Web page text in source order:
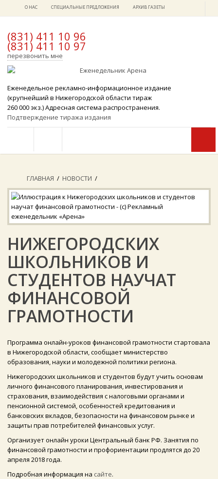
О НАС СПЕЦИАЛЬНЫЕ ПРЕДЛОЖЕНИЯ АРХИВ ГАЗЕТЫ
x
(831) 411 10 96
(831) 411 10 97
перезвонить мне
Еженедельное рекламно-информационное издание
(крупнейший в Нижегородской области тираж
260 000 экз.) Адресная система распространения.
Подтверждение тиража издания
ГЛАВНАЯ / НОВОСТИ /
НИЖЕГОРОДСКИХ
ШКОЛЬНИКОВ И
СТУДЕНТОВ НАУЧАТ
ФИНАНСОВОЙ
ГРАМОТНОСТИ
Программа онлайн-уроков финансовой грамотности стартовала
в Нижегородской области, сообщает министерство
образования, науки и молодежной политики региона.
Нижегородских школьников и студентов будут учить основам
личного финансового планирования, инвестирования и
страхования, взаимодействия с налоговыми органами и
пенсионной системой, особенностей кредитования и
банковских вкладов, безопасности на финансовом рынке и
защиты прав потребителей финансовых услуг.
Организует онлайн уроки Центральный банк РФ. Занятия по
финансовой грамотности и профориентации продлятся до 20
апреля 2018 года.
Подробная информация на сайте.